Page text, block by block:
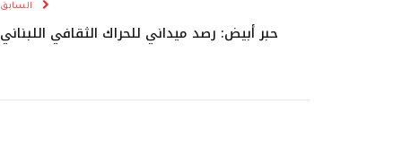
السابق
حبر أبيض: رصد ميداني للحراك الثقافي اللبناني